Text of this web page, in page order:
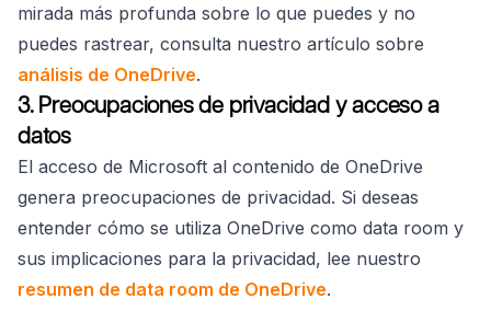
mirada más profunda sobre lo que puedes y no
puedes rastrear, consulta nuestro artículo sobre
análisis de OneDrive.
3. Preocupaciones de privacidad y acceso a
datos
El acceso de Microsoft al contenido de OneDrive
genera preocupaciones de privacidad. Si deseas
entender cómo se utiliza OneDrive como data room y
sus implicaciones para la privacidad, lee nuestro
resumen de data room de OneDrive.